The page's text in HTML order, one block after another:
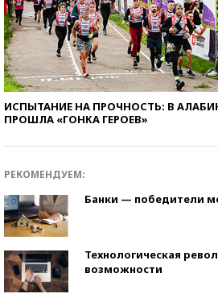
ИСПЫТАНИЕ НА ПРОЧНОСТЬ: В
ПРОШЛА «ГОНКА ГЕРОЕВ»
РЕКОМЕНДУЕМ:
Банки — победители
Технологическая
возможности